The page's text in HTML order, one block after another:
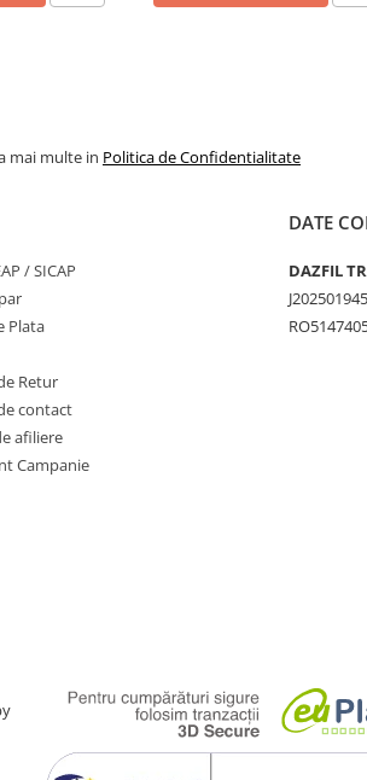
mai multe in Politica de Confidentialitate
/ SICAP
Plata
Retur
contact
afiliere
Campanie
DATE
DAZFIL